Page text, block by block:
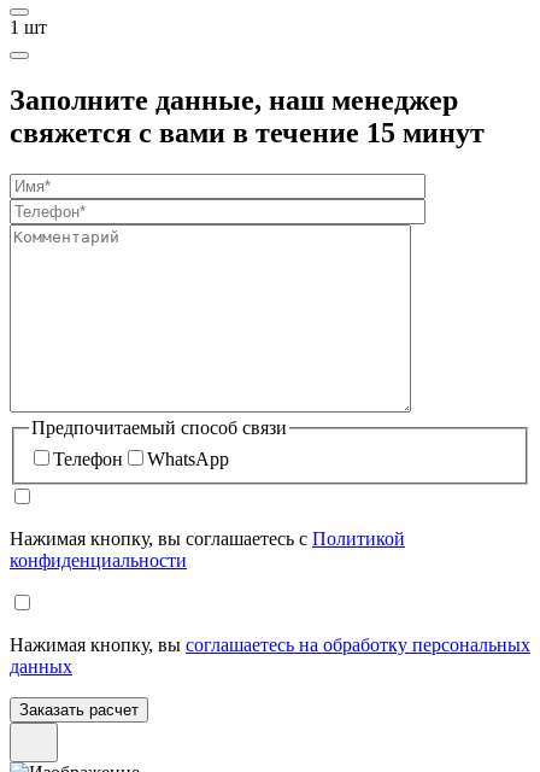
1 шт
Заполните данные, наш менеджер
свяжется с вами в течение 15 минут
Предпочитаемый способ связи
Телефон
WhatsApp
Нажимая кнопку, вы соглашаетесь с Политикой
конфиденциальности
Нажимая кнопку, вы соглашаетесь на обработку персональных
данных